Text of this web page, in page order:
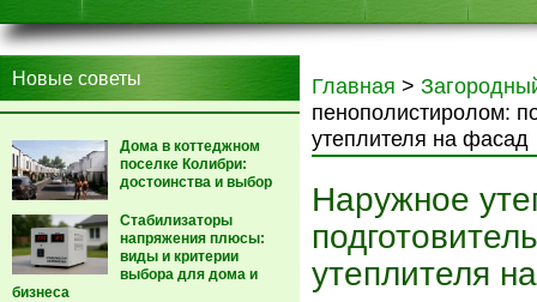
Новые советы
Дома в коттеджном
поселке Колибри:
достоинства и выбор
Стабилизаторы
напряжения плюсы:
виды и критерии
выбора для дома и
бизнеса
Главная >
пенополистиролом:
утеплителя на фасад
Наружное
утеплителя